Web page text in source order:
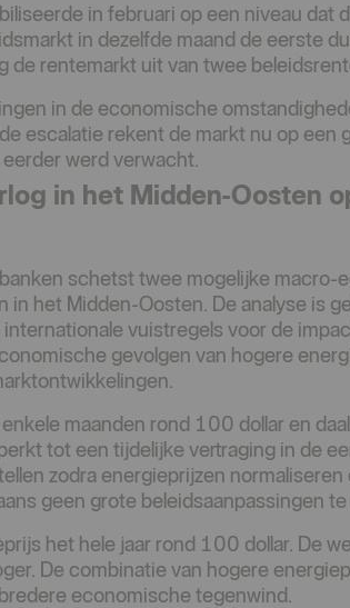
in februari op een niveau dat
in dezelfde maand de eerste
de rentemarkt uit van twee
in de economische
escalatie rekent de markt nu op
werd verwacht.
in het Midden-Oosten
schetst twee mogelijke macro-
in het Midden-Oosten. De analyse is
vuistregels voor de
gevolgen van hogere
maanden rond 100 dollar en
tot een tijdelijke vertraging in de
zodra energieprijzen
geen grote beleidsaanpassingen te
het hele jaar rond 100 dollar. De
De combinatie van hogere
economische tegenwind.